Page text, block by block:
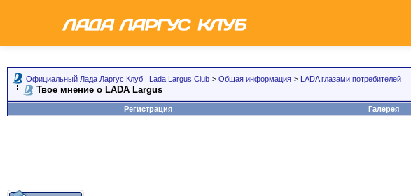
Официальный Лада Ларгус Клуб | Lada Largus Club > Общая информация > LADA глазами потребителей
Твое мнение о LADA Largus
Регистрация
Галерея